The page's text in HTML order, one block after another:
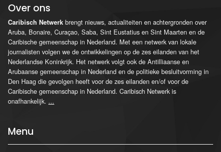
Over ons
Caribisch Netwerk brengt nieuws, actualiteiten en achtergronden over
Aruba, Bonaire, Curaçao, Saba, Sint Eustatius en Sint Maarten en de
Caribische gemeenschap in Nederland. Met een netwerk van lokale
journalisten volgen we de ontwikkelingen op de zes eilanden van het
Nederlandse Koninkrijk. Het netwerk volgt ook de Antilliaanse en
Arubaanse gemeenschap in Nederland en de politieke besluitvorming in
Den Haag die gevolgen heeft voor de zes eilanden en/of voor de
Caribische gemeenschap in Nederland. Caribisch Netwerk is
onafhankelijk. ...
Menu